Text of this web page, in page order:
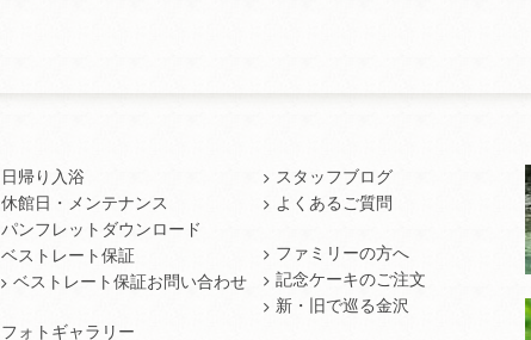
日帰り入浴
休館日・メンテナンス
パンフレットダウンロード
ベストレート保証
ベストレート保証お問い合わせ
フォトギャラリー
スタッフブログ
よくあるご質問
ファミリーの方へ
記念ケーキのご注文
新・旧で巡る金沢